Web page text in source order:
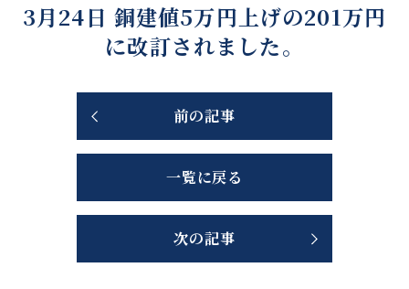
3月24日 銅建値5万円上げの201万円
に改訂されました。
前の記事
一覧に戻る
次の記事